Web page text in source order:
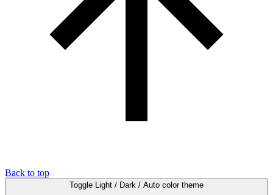
Back to top
Toggle Light / Dark / Auto color theme